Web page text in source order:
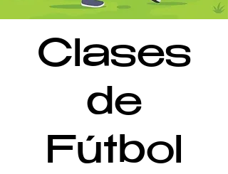
Clases
de
Fútbol